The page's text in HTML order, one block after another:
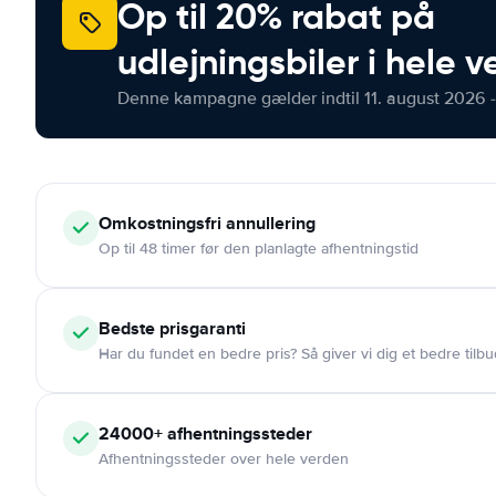
Op til 20% rabat på
udlejningsbiler i hele
Denne kampagne gælder indtil 11. august 2026
Omkostningsfri annullering
Op til 48 timer før den planlagte afhentningstid
Bedste prisgaranti
Har du fundet en bedre pris? Så giver vi dig et bedre
24000+afhentningssteder
Afhentningssteder over hele verden